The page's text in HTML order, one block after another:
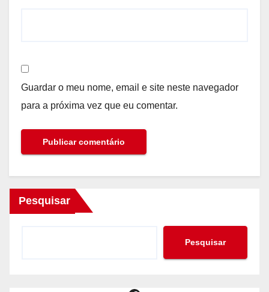
Guardar o meu nome, email e site neste navegador
para a próxima vez que eu comentar.
Pesquisar
Pesquisar